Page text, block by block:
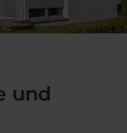
und